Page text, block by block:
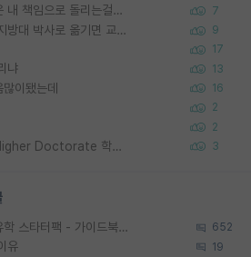
왜 후배가 못하는걸 교수님은 내 책임으로 돌리는걸까요? 7
SSH 박사과정을 그만두고 지방대 박사로 옮기면 교수의 꿈은 끝일까요? 9
17
냐 13
이됐는데 16
2
2
우리나라도 학구 열풍보면 Higher Doctorate 학위가 필요하다고 봅니다. 3
[무료] 2026 미국 대학원 유학 스타터팩 - 가이드북 & 합격자 컨택메일 템플릿 652
유 19